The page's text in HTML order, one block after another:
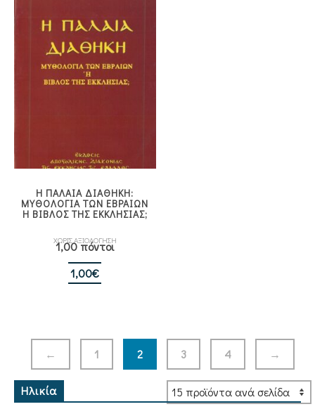
Η ΠΑΛΑΙΑ ΔΙΑΘΗΚΗ:
ΜΥΘΟΛΟΓΙΑ ΤΩΝ ΕΒΡΑΙΩΝ
Η ΒΙΒΛΟΣ ΤΗΣ ΕΚΚΛΗΣΙΑΣ;
ΧΩΡΙΣ ΑΞΙΟΛΟΓΗΣΗ
1,00 πόντοι
1,00€
← 1 2 3 4 →
Ηλικία